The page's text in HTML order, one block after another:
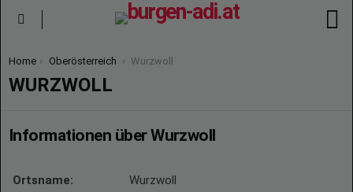
You are here:
Home Oberösterreich Wurzwoll
WURZWOLL
Informationen über Wurzwoll
Ortsname: Wurzwoll